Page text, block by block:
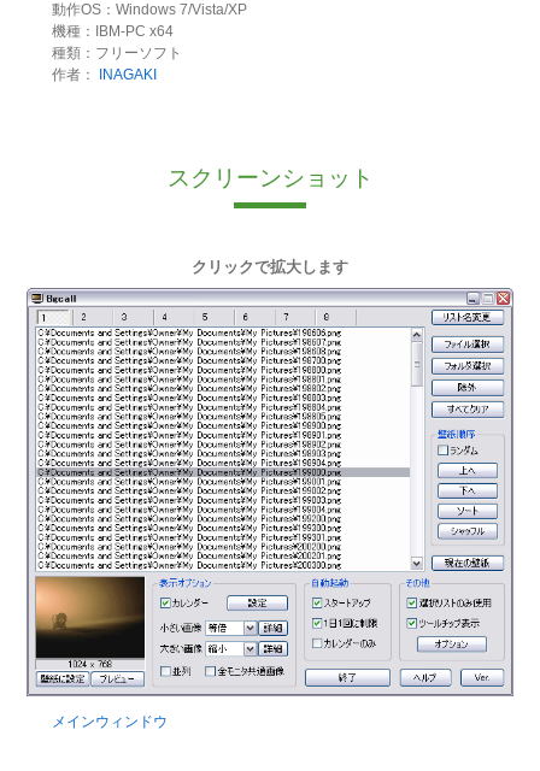
動作OS：Windows 7/Vista/XP
機種：IBM-PC x64
種類：フリーソフト
作者：
INAGAKI
スクリーンショット
クリックで拡大します
メインウィンドウ